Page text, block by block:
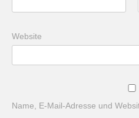
Website
Name, E-Mail-Adresse und